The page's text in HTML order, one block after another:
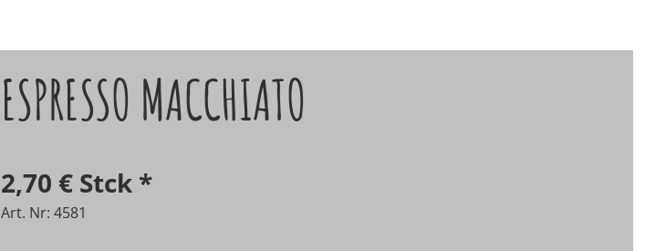
ESPRESSO MACCHIATO
2,70 € Stck*
Art. Nr: 4581